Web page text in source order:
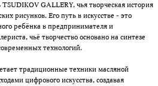
GALLERY, чья творческая история
рисунков. Его путь в искусстве - это
ребёнка в предпринимателя и
чьё творчество основано на синтезе
технологий.
традиционные техники масляной
цифрового искусства, создавая